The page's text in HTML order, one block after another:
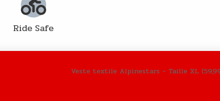
Ride Safe
Veste textile Alpinestars – Taille XL